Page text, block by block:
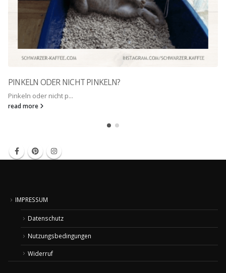
PINKELN ODER NICHT PINKELN?
Pinkeln oder nicht p...
read more
IMPRESSUM
Datenschutz
Nutzungsbedingungen
Widerruf